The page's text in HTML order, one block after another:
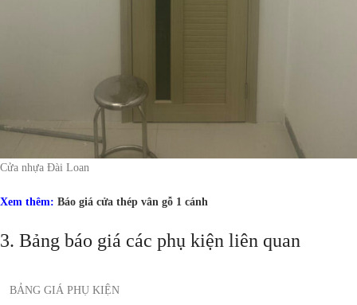
Cửa nhựa Đài Loan
Xem thêm: Báo giá cửa thép vân gỗ 1 cánh
3. Bảng báo giá các phụ kiện liên quan
BẢNG GIÁ PHỤ KIỆN